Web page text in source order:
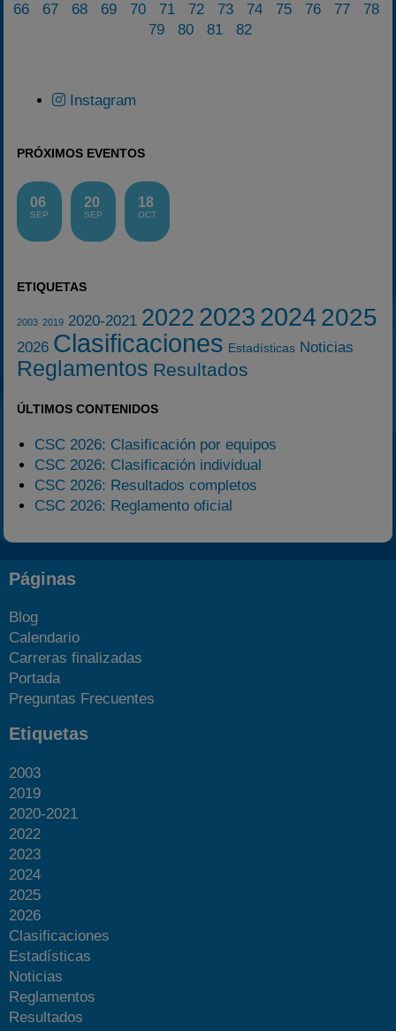
66
67 68 69 70 71 72 73 74 75 76 77
78
79
80 81 82
Instagram
PRÓXIMOS EVENTOS
06
SEP
20
SEP
18
OCT
ETIQUETAS
2003 2019 2020-2021 2022 2023 20242025
2026 Clasificaciones Estadísticas Noticias
Reglamentos Resultados
ÚLTIMOS CONTENIDOS
CSC 2026: Clasificación por equipos
CSC 2026: Clasificación individual
CSC 2026: Resultados completos
CSC 2026: Reglamento oficial
Páginas
Blog
Calendario
Carreras finalizadas
Portada
Preguntas Frecuentes
Etiquetas
2003
2019
2020-2021
2022
2023
2024
2025
2026
Clasificaciones
Estadísticas
Noticias
Reglamentos
Resultados